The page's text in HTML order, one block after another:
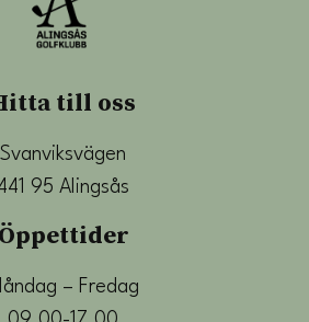
till oss
Svanviksvägen
95 Alingsås
Öppettider
– Fredag